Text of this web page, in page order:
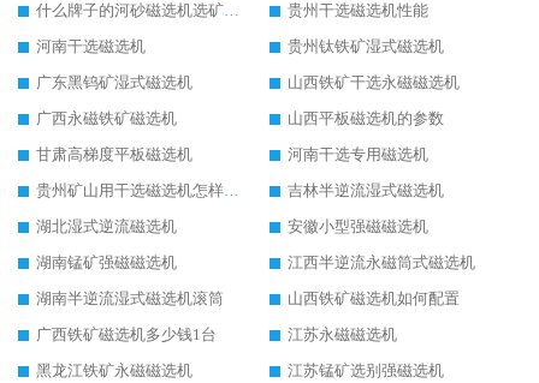
什么牌子的河砂磁选机选矿效果好
贵州干选磁选机性能
河南干选磁选机
贵州钛铁矿湿式磁选机
广东黑钨矿湿式磁选机
山西铁矿干选永磁磁选机
广西永磁铁矿磁选机
山西平板磁选机的参数
甘肃高梯度平板磁选机
河南干选专用磁选机
贵州矿山用干选磁选机怎样调磁
吉林半逆流湿式磁选机
湖北湿式逆流磁选机
安徽小型强磁磁选机
湖南锰矿强磁磁选机
江西半逆流永磁筒式磁选机
湖南半逆流湿式磁选机滚筒
山西铁矿磁选机如何配置
广西铁矿磁选机多少钱1台
江苏永磁磁选机
黑龙江铁矿永磁磁选机
江苏锰矿选别强磁选机